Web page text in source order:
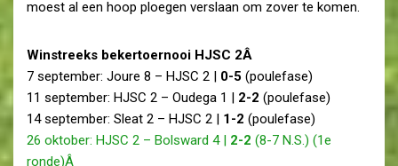
moest al een hoop ploegen verslaan om zover te komen.
Winstreeks bekertoernooi HJSC 2Â
7 september: Joure 8 – HJSC 2 | 0-5 (poulefase)
11 september: HJSC 2 – Oudega 1 | 2-2 (poulefase)
14 september: Sleat 2 – HJSC 2 | 1-2 (poulefase)
26 oktober: HJSC 2 – Bolsward 4 | 2-2 (8-7 N.S.) (1e
ronde)Â